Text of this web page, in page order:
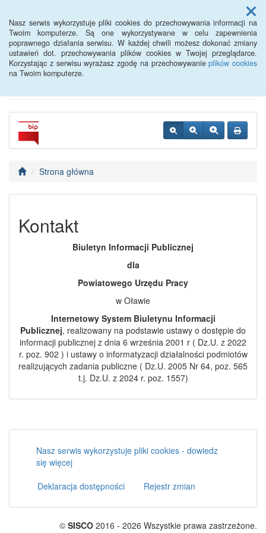
Nasz serwis wykorzystuje pliki cookies do przechowywania informacji na
Twoim komputerze. Są one wykorzystywane w celu zapewnienia
poprawnego działania serwisu. W każdej chwili możesz dokonać zmiany
ustawień dot. przechowywania plików cookies w Twojej przeglądarce.
Korzystając z serwisu wyrażasz zgodę na przechowywanieplików cookies
na Twoim komputerze.
Menu
Powiatowy Urząd Pracy w
Oławie
Strona główna
Kontakt
Biuletyn Informacji Publicznej
dla
Powiatowego Urzędu Pracy
w Oławie
Internetowy System Biuletynu Informacji
Publicznej, realizowany na podstawie ustawy o dostępie do
informacji publicznej z dnia 6 września 2001 r ( Dz.U. z 2022
r. poz. 902 ) i ustawy o informatyzacji działalności podmiotów
realizujących zadania publiczne ( Dz.U. 2005 Nr 64, poz. 565
t.j. Dz.U. z 2024 r. poz. 1557)
Nasz serwis wykorzystuje pliki cookies - dowiedz
się więcej
Deklaracja dostępności
Rejestr zmian
© SISCO 2016 - 2026 Wszystkie prawa zastrzeżone.